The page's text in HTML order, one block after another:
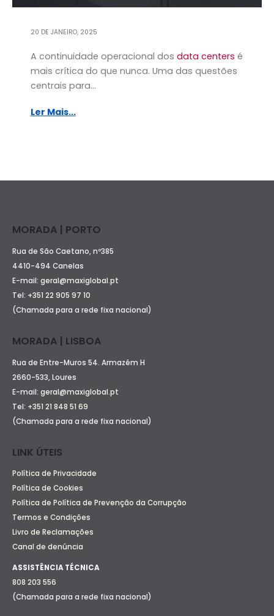
20 DE JANEIRO, 2025
A continuidade operacional dos data centers é
mais crítica do que nunca. Uma das questões
centrais para...
Ler Mais...
MORADA | PORTO
Rua de São Caetano, nº385
4410-494 Canelas
E-mail: geral@maxiglobal.pt
Tel: +351 22 905 97 10
(Chamada para a rede fixa nacional)
MORADA | LISBOA
Rua de Entre-Muros 54. Armazém H
2660-533, Loures
E-mail: geral@maxiglobal.pt
Tel: +351 21 848 51 69
(Chamada para a rede fixa nacional)
LINK ÚTEIS
Política de Privacidade
Política de Cookies
Política de Política de Prevenção da Corrupção
Termos e Condições
Livro de Reclamações
Canal de denúncia
ASSISTÊNCIA TÉCNICA
808 203 556
(Chamada para a rede fixa nacional)